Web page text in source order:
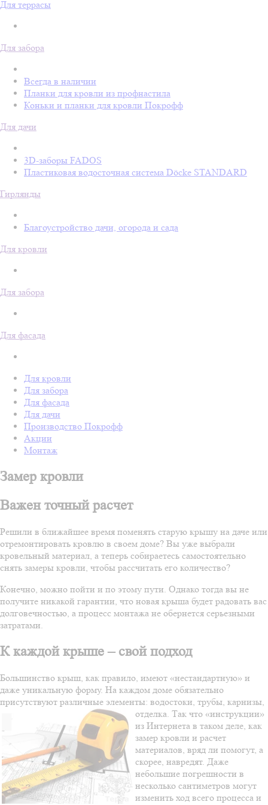
Для террасы
Для забора
Всегда в наличии
Планки для кровли из профнастила
Коньки и планки для кровли Покрофф
Для дачи
3D-заборы FADOS
Пластиковая водосточная система Döcke STANDARD
Гирлянды
Благоустройство дачи, огорода и сада
Для кровли
Для забора
Для фасада
Для кровли
Для забора
Для фасада
Для дачи
Производство Покрофф
Акции
Монтаж
Замер кровли
Важен точный расчет
Решили в ближайшее время поменять старую крышу на даче или
отремонтировать кровлю в своем доме? Вы уже выбрали
кровельный материал, а теперь собираетесь самостоятельно
снять замеры кровли, чтобы рассчитать его количество?
Конечно, можно пойти и по этому пути. Однако тогда вы не
получите никакой гарантии, что новая крыша будет радовать вас
долговечностью, а процесс монтажа не обернется серьезными
затратами.
К каждой крыше – свой подход
Большинство крыш, как правило, имеют «нестандартную» и
даже уникальную форму. На каждом доме обязательно
присутствуют различные элементы: водостоки, трубы, карнизы,
отделка. Так что «инструкции»
из Интернета в таком деле, как
замер кровли и расчет
материалов, вряд ли помогут, а
скорее, навредят. Даже
небольшие погрешности в
несколько сантиметров могут
изменить ход всего процесса и